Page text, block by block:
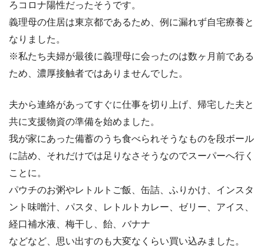
ろコロナ陽性だったそうです。
義理母の住居は東京都であるため、例に漏れず自宅療養と
なりました。
※私たち夫婦が最後に義理母に会ったのは数ヶ月前である
ため、濃厚接触者ではありませんでした。
夫から連絡があってすぐに仕事を切り上げ、帰宅した夫と
共に支援物資の準備を始めました。
我が家にあった備蓄のうち食べられそうなものを段ボール
に詰め、それだけでは足りなさそうなのでスーパーへ行く
ことに。
パウチのお粥やレトルトご飯、缶詰、ふりかけ、インスタ
ント味噌汁、パスタ、レトルトカレー、ゼリー、アイス、
経口補水液、梅干し、飴、バナナ
などなど、思い出すのも大変なくらい買い込みました。